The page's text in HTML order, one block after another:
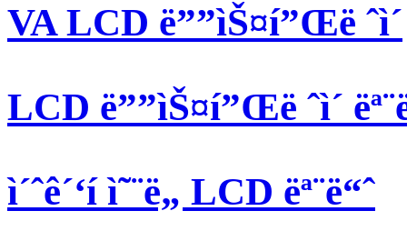
VA LCD ë””ìŠ¤í”Œë ˆì´
LCD ë””ìŠ¤í”Œë ˆì´
ì´ˆê´‘í­ ì˜¨ë„ LCD ëª¨ë“ˆ